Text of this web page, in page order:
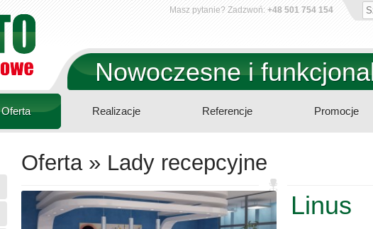
Nowoczesne i
Masz pytanie? Zadzwoń: +48 501 754 154
Oferta Realizacje Referencje Promocje
Oferta » Lady recepcyjne
Linus